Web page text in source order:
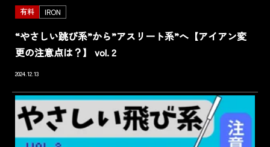
有料 IRON
“やさしい跳び系”から”アスリート系”へ【アイアン変
更の注意点は？】 vol. 2
2024.12.13